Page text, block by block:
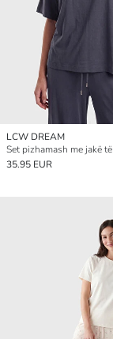
LCW DREAM
35.95 EUR